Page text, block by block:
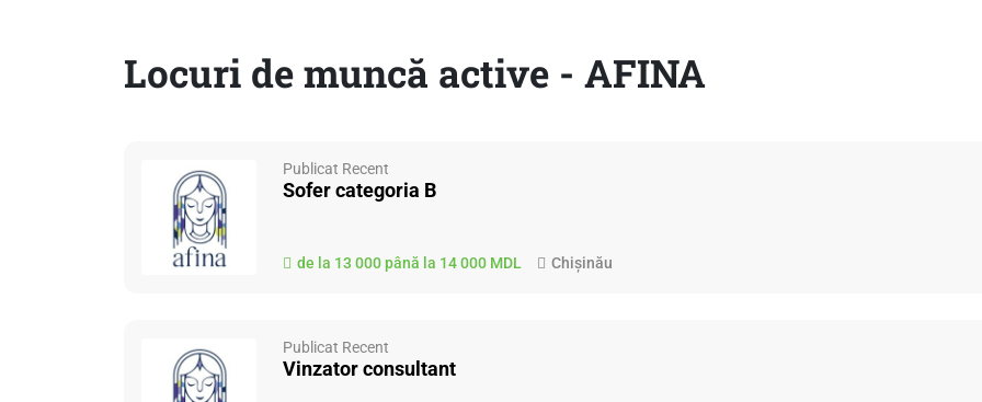
Locuri de muncă active - AFINA
Publicat Recent
Sofer categoria B
de la 13 000 până la 14 000 MDL Chișinău
Publicat Recent
Vinzator consultant